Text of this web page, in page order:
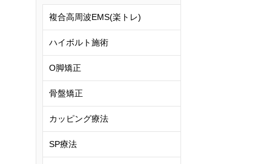
複合高周波EMS(楽トレ)
ハイボルト施術
O脚矯正
骨盤矯正
カッピング療法
SP療法